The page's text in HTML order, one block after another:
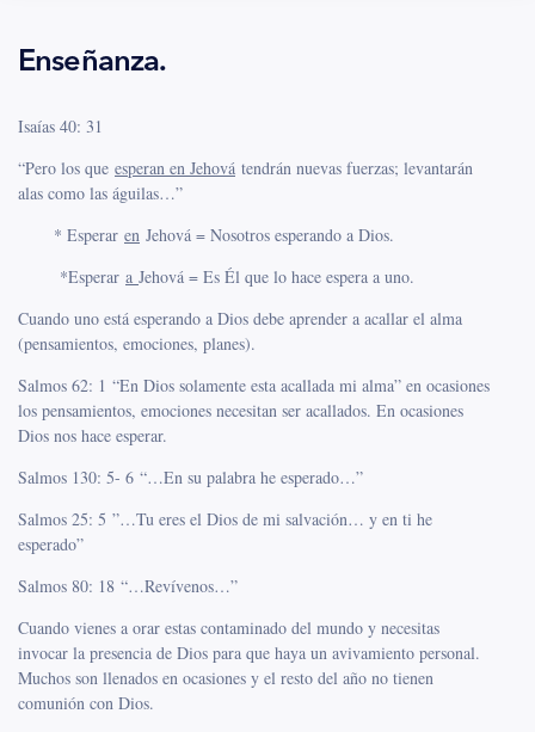
Enseñanza.
Isaías 40: 31
“Pero los que esperan en Jehová tendrán nuevas fuerzas; levantarán
alas como las águilas…”
* Esperar en Jehová = Nosotros esperando a Dios.
*Esperar a Jehová = Es Él que lo hace espera a uno.
Cuando uno está esperando a Dios debe aprender a acallar el alma
(pensamientos, emociones, planes).
Salmos 62: 1 “En Dios solamente esta acallada mi alma” en ocasiones
los pensamientos, emociones necesitan ser acallados. En ocasiones
Dios nos hace esperar.
Salmos 130: 5- 6 “…En su palabra he esperado…”
Salmos 25: 5 ”…Tu eres el Dios de mi salvación… y en ti he
esperado”
Salmos 80: 18 “…Revívenos…”
Cuando vienes a orar estas contaminado del mundo y necesitas
invocar la presencia de Dios para que haya un avivamiento personal.
Muchos son llenados en ocasiones y el resto del año no tienen
comunión con Dios.